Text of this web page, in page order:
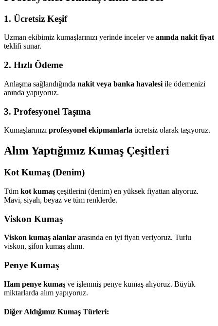
1. Ücretsiz Keşif
Uzman ekibimiz kumaşlarınızı yerinde inceler ve anında nakit fiyat
teklifi sunar.
2. Hızlı Ödeme
Anlaşma sağlandığında nakit veya banka havalesi ile ödemenizi
anında yapıyoruz.
3. Profesyonel Taşıma
Kumaşlarınızı profesyonel ekipmanlarla ücretsiz olarak taşıyoruz.
Alım Yaptığımız Kumaş Çeşitleri
Kot Kumaş (Denim)
Tüm kot kumaş çeşitlerini (denim) en yüksek fiyattan alıyoruz.
Mavi, siyah, beyaz ve tüm renklerde.
Viskon Kumaş
Viskon kumaş alanlar arasında en iyi fiyatı veriyoruz. Turlu
viskon, şifon kumaş alımı.
Penye Kumaş
Ham penye kumaş ve işlenmiş penye kumaş alıyoruz. Büyük
miktarlarda alım yapıyoruz.
Diğer Aldığımız Kumaş Türleri: